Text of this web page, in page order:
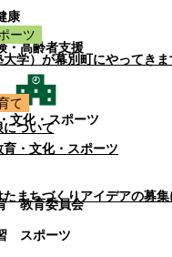
康
・高齢者支援
文化・スポーツ
育・文化・スポーツ
教育委員会
スポーツ
ーツ
学）が幕別町にやってき
て
ついて
まちづくりアイデアの募